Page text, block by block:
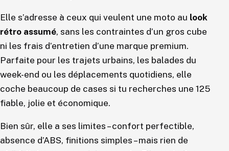
Elle s’adresse à ceux qui veulent une moto au look
rétro assumé, sans les contraintes d’un gros cube
ni les frais d’entretien d’une marque premium.
Parfaite pour les trajets urbains, les balades du
week-end ou les déplacements quotidiens, elle
coche beaucoup de cases si tu recherches une 125
fiable, jolie et économique.
Bien sûr, elle a ses limites – confort perfectible,
absence d’ABS, finitions simples – mais rien de